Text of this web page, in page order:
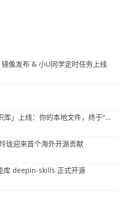
像发布 & 小U同学定时任务上线
重磅更新！小U同学「全局知识库」上线：你的本地文件，终于"活"起来了
珑迎来首个海外开源贡献
库 deepin-skills 正式开源